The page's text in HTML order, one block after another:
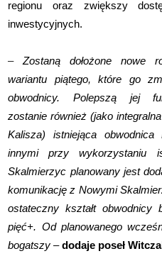
regionu oraz zwiększy
inwestycyjnych.
–Zostaną dołożone nowe
wariantu piątego, które go
obwodnicy. Polepszą jej
zostanie również (jako
Kalisza) istniejąca
innymi przy wykorzystaniu
Skalmierzyc planowany jest
komunikację z Nowymi
ostateczny kształt obwodnicy
pięć+. Od planowanego
bogatszy –dodaje poseł